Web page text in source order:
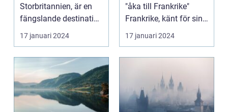
Storbritannien, är en
fängslande destination
för turister världe...
17 januari 2024
"åka till Frankrike"
Frankrike, känt för sin
rika historia,...
17 januari 2024